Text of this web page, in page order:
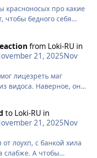
красноносых про какие
чтобы бедного себя
и звездах.
красноносых
from Loki-RU in
21, 2025Nov
лицезреть маг
видоса. Наверное, он
и при этом
ты опять начнешь
за несчастный 3
раз сошлись
to Loki-RU in
21, 2025Nov
лоухп, с банкой хила
слабже. А чтобы